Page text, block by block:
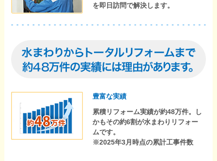
を即日訪問で解決します。
豊富な実績
累積リフォーム実績が約48万件。し
かもその約6割が水まわりリフォー
ムです。
※2025年3月時点の累計工事件数